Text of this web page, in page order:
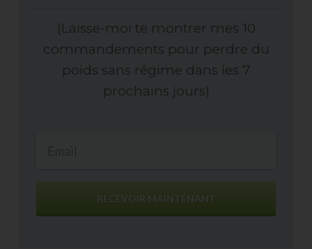
(Laisse-moi te montrer mes 10
commandements pour perdre du
poids sans régime dans les 7
prochains jours)
RECEVOIR MAINTENANT